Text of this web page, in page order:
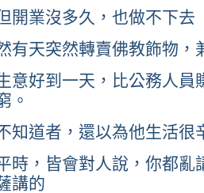
開業沒多久，也做不下去
有天突然轉賣佛教飾物，
意好到一天，比公務人員
。
知道者，還以為他生活很
時，皆會對人說，你都亂
講的